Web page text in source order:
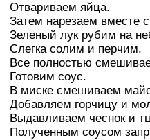
Отвариваем яйца.
Затем нарезаем вместе
Зеленый лук рубим на
Слегка солим и перчим.
Все полностью
Готовим соус.
В миске смешиваем
Добавляем горчицу и
Выдавливаем чеснок и
Полученным соусом